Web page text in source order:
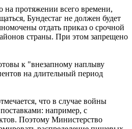
на протяжении всего времени,
Бундестаг не должен будет
отдать приказ о срочной
страны. При этом запрещено
к "внезапному наплыву
на длительный период
что в случае войны
например, с
Поэтому Министерство